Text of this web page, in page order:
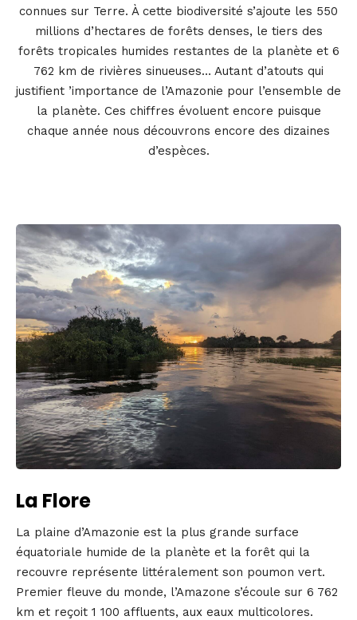
connues sur Terre. À cette biodiversité s’ajoute les 550
millions d’hectares de forêts denses, le tiers des
forêts tropicales humides restantes de la planète et 6
762 km de rivières sinueuses… Autant d’atouts qui
justifient ’importance de l’Amazonie pour l’ensemble de
la planète. Ces chiffres évoluent encore puisque
chaque année nous découvrons encore des dizaines
d’espèces.
La Flore
La plaine d’Amazonie est la plus grande surface
équatoriale humide de la planète et la forêt qui la
recouvre représente littéralement son poumon vert.
Premier fleuve du monde, l’Amazone s’écoule sur 6 762
km et reçoit 1 100 affluents, aux eaux multicolores.